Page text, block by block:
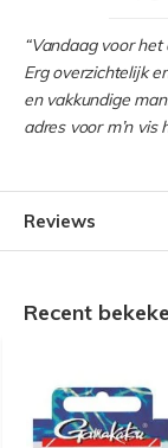
“Vandaag voor
Erg overzichtelijk
en vakkundige
adres voor m’n vis
Reviews
Recent